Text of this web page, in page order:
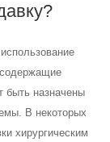
быть назначены
В некоторых
хирургическим